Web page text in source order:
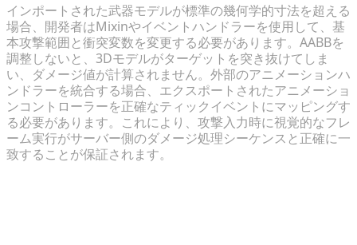
インポートされた武器モデルが標準の幾何学的寸法を超える
場合、開発者はMixinやイベントハンドラーを使用して、基
本攻撃範囲と衝突変数を変更する必要があります。AABBを
調整しないと、3Dモデルがターゲットを突き抜けてしま
い、ダメージ値が計算されません。外部のアニメーションハ
ンドラーを統合する場合、エクスポートされたアニメーショ
ンコントローラーを正確なティックイベントにマッピングす
る必要があります。これにより、攻撃入力時に視覚的なフレ
ーム実行がサーバー側のダメージ処理シーケンスと正確に一
致することが保証されます。